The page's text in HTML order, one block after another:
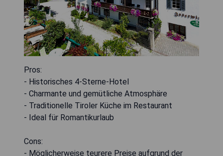
Pros:
- Historisches 4-Sterne-Hotel
- Charmante und gemütliche Atmosphäre
- Traditionelle Tiroler Küche im Restaurant
- Ideal für Romantikurlaub
Cons:
- Möglicherweise teurere Preise aufgrund der